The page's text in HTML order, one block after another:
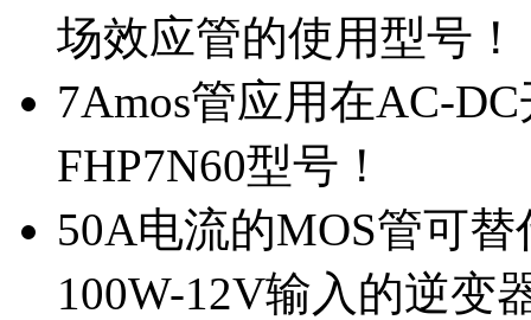
场效应管的使用型号！
7Amos管应用在AC-
FHP7N60型号！
50A电流的MOS管可
100W-12V输入的逆变